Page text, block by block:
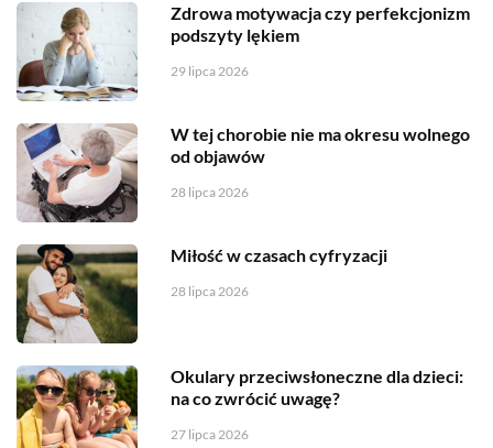
Zdrowa motywacja czy perfekcjonizm
podszyty lękiem
29 lipca 2026
W tej chorobie nie ma okresu wolnego
od objawów
28 lipca 2026
Miłość w czasach cyfryzacji
28 lipca 2026
Okulary przeciwsłoneczne dla dzieci:
na co zwrócić uwagę?
27 lipca 2026